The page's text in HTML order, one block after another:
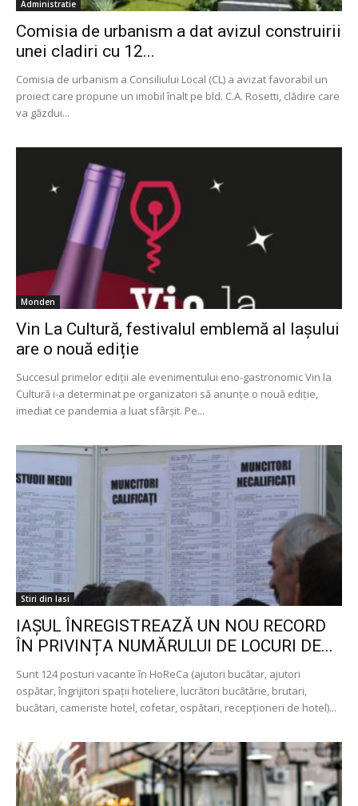
Administratie
Comisia de urbanism a dat avizul construirii
unei cladiri cu 12...
Comisia de urbanism a Consiliului Local (CL) a avizat favorabil un
proiect care propune un imobil înalt pe bld. C.A. Rosetti, clădire care
va găzdui...
Monden
Vin La Cultură, festivalul emblemă al Iașului
are o nouă ediție
Succesul primelor ediții ale evenimentului eno-gastronomic Vin la
Cultură i-a determinat pe organizatori să anunțe o nouă ediție,
imediat ce pandemia a luat sfârșit. Pe...
Stiri din Iasi
IAȘUL ÎNREGISTREAZĂ UN NOU RECORD
ÎN PRIVINȚA NUMĂRULUI DE LOCURI DE...
Sunt 124 posturi vacante în HoReCa (ajutori bucătar, ajutori
ospătar, îngrijitori spaţii hoteliere, lucrători bucătărie, brutari,
bucătari, cameriste hotel, cofetar, ospătari, recepţioneri de hotel)...